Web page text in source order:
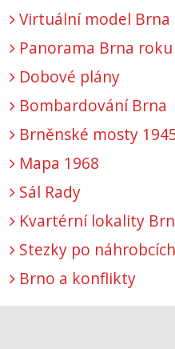
Virtuální model Brna
Panorama Brna roku
Dobové plány
Bombardování Brna
Brněnské mosty
Mapa 1968
Sál Rady
Kvartérní lokality
Stezky po
Brno a konflikty